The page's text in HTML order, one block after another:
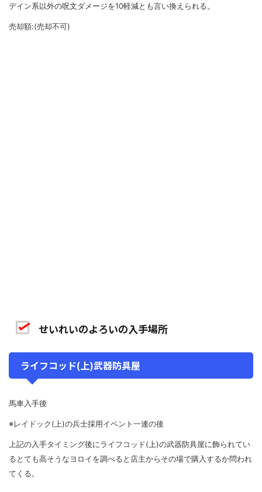
デイン系以外の呪文ダメージを10軽減とも言い換えられる。
売却額:(売却不可)
せいれいのよろいの入手場所
ライフコッド(上)武器防具屋
馬車入手後
※レイドック(上)の兵士採用イベント一連の後
上記の入手タイミング後にライフコッド(上)の武器防具屋に飾られてい
るとても高そうなヨロイを調べると店主からその場で購入するか問われ
てくる。